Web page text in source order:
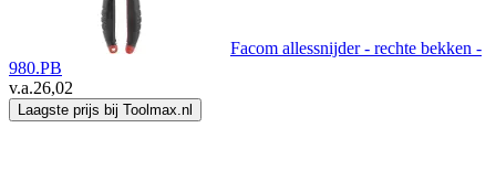
Facom allessnijder - rechte bekken -
980.PB
v.a.26,02
Laagste prijs bij Toolmax.nl